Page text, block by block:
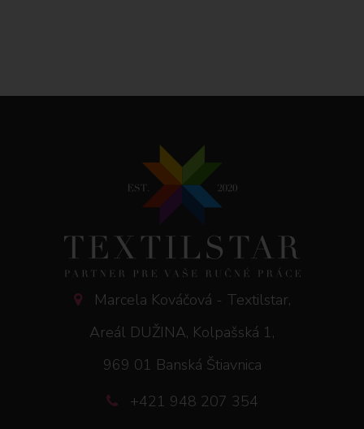
Marcela Kováčová - Textilstar,
Areál DUŽINA, Kolpašská 1,
969 01 Banská Štiavnica
+421 948 207 354